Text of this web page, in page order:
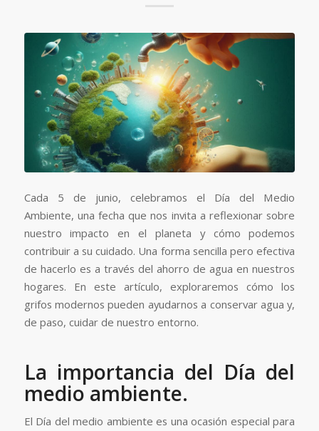
Cada 5 de junio, celebramos el Día del Medio
Ambiente, una fecha que nos invita a reflexionar sobre
nuestro impacto en el planeta y cómo podemos
contribuir a su cuidado. Una forma sencilla pero efectiva
de hacerlo es a través del ahorro de agua en nuestros
hogares. En este artículo, exploraremos cómo los
grifos modernos pueden ayudarnos a conservar agua y,
de paso, cuidar de nuestro entorno.
La importancia del Día del
medio ambiente.
El Día del medio ambiente es una ocasión especial para